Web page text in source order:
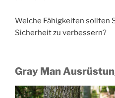
Welche Fähigkeiten sollten
Sicherheit zu verbessern?
Gray Man